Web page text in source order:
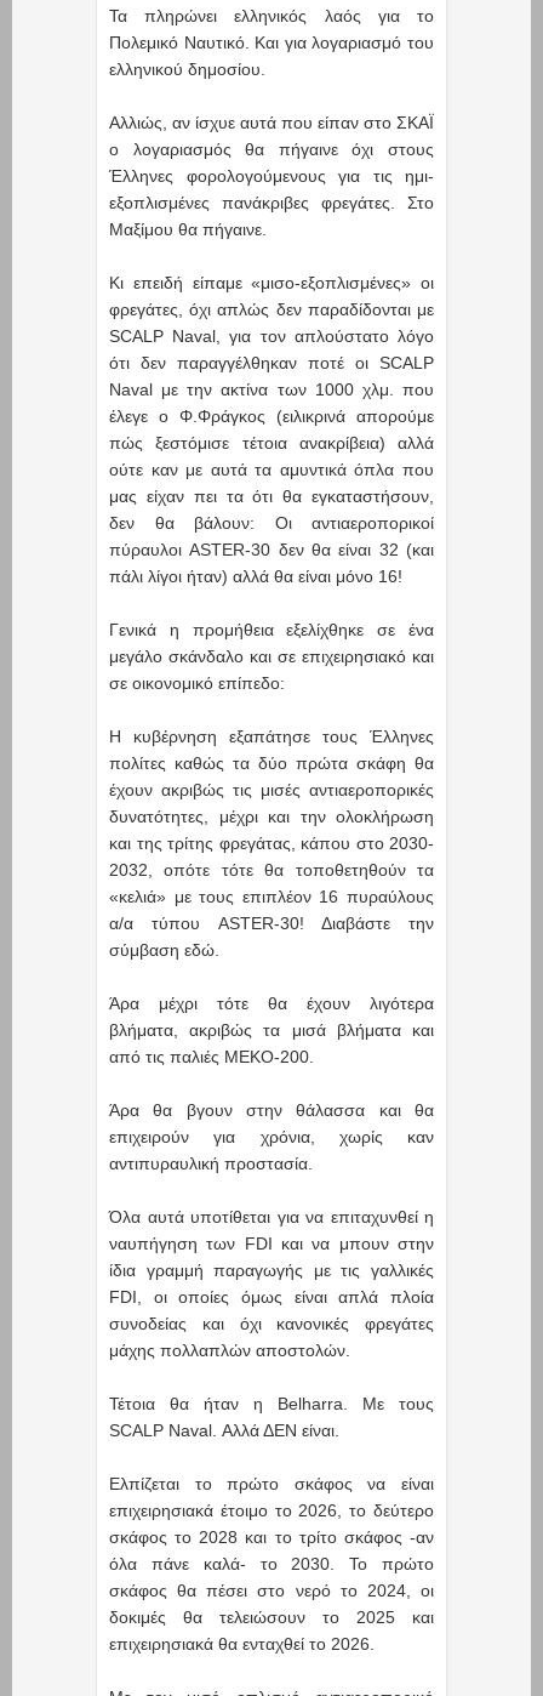
Τα πληρώνει ελληνικός λαός για το
Πολεμικό Ναυτικό. Και για λογαριασμό του
ελληνικού δημοσίου.
Αλλιώς, αν ίσχυε αυτά που είπαν στο ΣΚΑΪ
ο λογαριασμός θα πήγαινε όχι στους
Έλληνες φορολογούμενους για τις ημι-
εξοπλισμένες πανάκριβες φρεγάτες. Στο
Μαξίμου θα πήγαινε.
Κι επειδή είπαμε «μισο-εξοπλισμένες» οι
φρεγάτες, όχι απλώς δεν παραδίδονται με
SCALP Naval, για τον απλούστατο λόγο
ότι δεν παραγγέλθηκαν ποτέ οι SCALP
Naval με την ακτίνα των 1000 χλμ. που
έλεγε ο Φ.Φράγκος (ειλικρινά απορούμε
πώς ξεστόμισε τέτοια ανακρίβεια) αλλά
ούτε καν με αυτά τα αμυντικά όπλα που
μας είχαν πει τα ότι θα εγκαταστήσουν,
δεν θα βάλουν: Οι αντιαεροπορικοί
πύραυλοι ASTER-30 δεν θα είναι 32 (και
πάλι λίγοι ήταν) αλλά θα είναι μόνο 16!
Γενικά η προμήθεια εξελίχθηκε σε ένα
μεγάλο σκάνδαλο και σε επιχειρησιακό και
σε οικονομικό επίπεδο:
Η κυβέρνηση εξαπάτησε τους Έλληνες
πολίτες καθώς τα δύο πρώτα σκάφη θα
έχουν ακριβώς τις μισές αντιαεροπορικές
δυνατότητες, μέχρι και την ολοκλήρωση
και της τρίτης φρεγάτας, κάπου στο 2030-
2032, οπότε τότε θα τοποθετηθούν τα
«κελιά» με τους επιπλέον 16 πυραύλους
α/α τύπου ASTER-30! Διαβάστε την
σύμβαση εδώ.
Άρα μέχρι τότε θα έχουν λιγότερα
βλήματα, ακριβώς τα μισά βλήματα και
από τις παλιές MEKO-200.
Άρα θα βγουν στην θάλασσα και θα
επιχειρούν για χρόνια, χωρίς καν
αντιπυραυλική προστασία.
Όλα αυτά υποτίθεται για να επιταχυνθεί η
ναυπήγηση των FDI και να μπουν στην
ίδια γραμμή παραγωγής με τις γαλλικές
FDΙ, οι οποίες όμως είναι απλά πλοία
συνοδείας και όχι κανονικές φρεγάτες
μάχης πολλαπλών αποστολών.
Τέτοια θα ήταν η Belharra. Με τους
SCALP Naval. Αλλά ΔΕΝ είναι.
Ελπίζεται το πρώτο σκάφος να είναι
επιχειρησιακά έτοιμο το 2026, το δεύτερο
σκάφος το 2028 και το τρίτο σκάφος -αν
όλα πάνε καλά- το 2030. Το πρώτο
σκάφος θα πέσει στο νερό το 2024, οι
δοκιμές θα τελειώσουν το 2025 και
επιχειρησιακά θα ενταχθεί το 2026.